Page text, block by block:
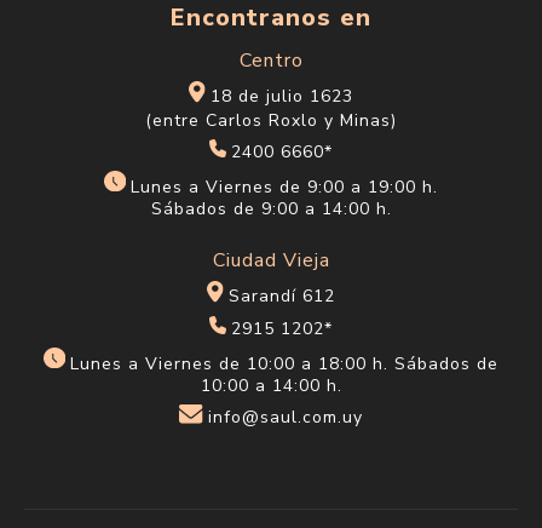
Encontranos en
Centro
18 de julio 1623
(entre Carlos Roxlo y Minas)
2400 6660*
Lunes a Viernes de 9:00 a 19:00 h.
Sábados de 9:00 a 14:00 h.
Ciudad Vieja
Sarandí 612
2915 1202*
Lunes a Viernes de 10:00 a 18:00 h. Sábados de
10:00 a 14:00 h.
info@saul.com.uy